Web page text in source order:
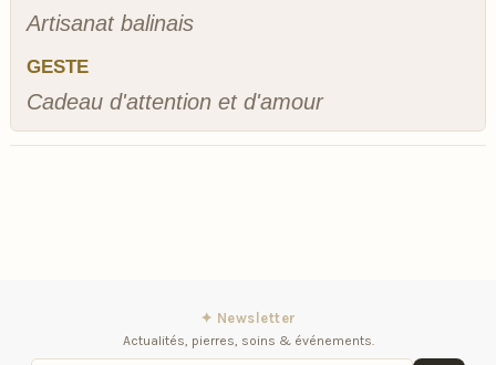
Artisanat balinais
GESTE
Cadeau d'attention et d'amour
✦ Newsletter
Actualités, pierres, soins & événements.